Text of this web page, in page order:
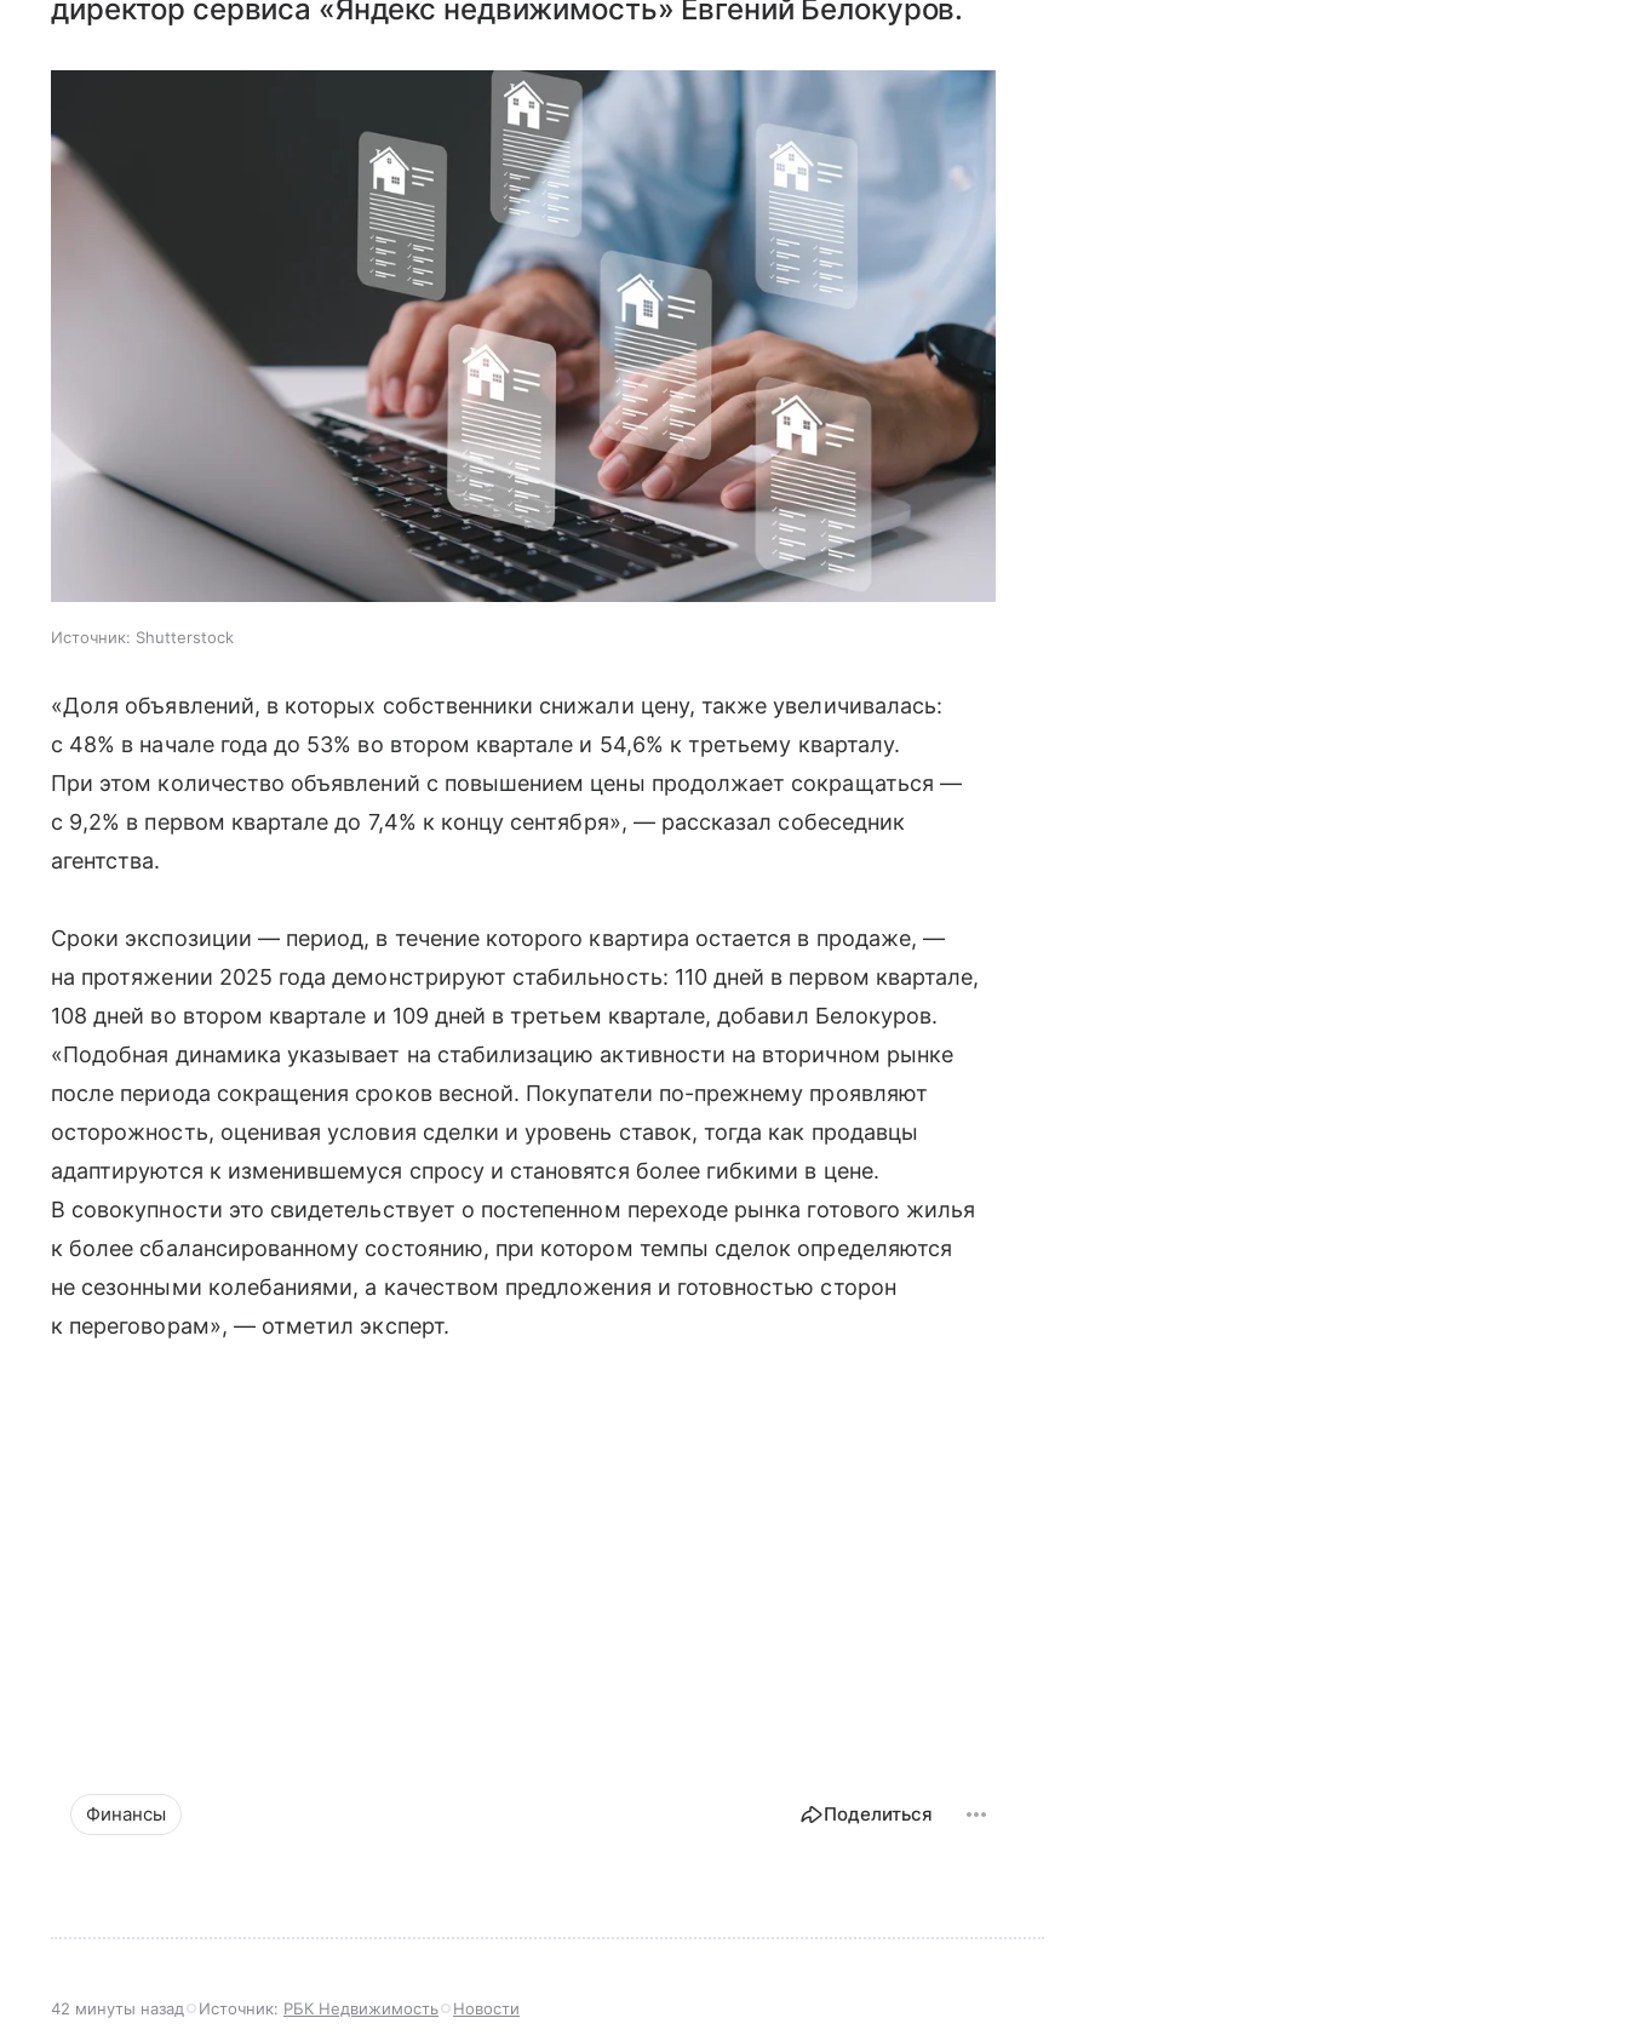
директор сервиса «Яндекс недвижимость» Евгений Белокуров.
Источник: Shutterstock
«Доля объявлений, в которых собственники снижали цену, также увеличивалась:
с 48% в начале года до 53% во втором квартале и 54,6% к третьему кварталу.
При этом количество объявлений с повышением цены продолжает сокращаться —
с 9,2% в первом квартале до 7,4% к концу сентября», — рассказал собеседник
агентства.
Сроки экспозиции — период, в течение которого квартира остается в продаже, —
на протяжении 2025 года демонстрируют стабильность: 110 дней в первом квартале,
108 дней во втором квартале и 109 дней в третьем квартале, добавил Белокуров.
«Подобная динамика указывает на стабилизацию активности на вторичном рынке
после периода сокращения сроков весной. Покупатели по-прежнему проявляют
осторожность, оценивая условия сделки и уровень ставок, тогда как продавцы
адаптируются к изменившемуся спросу и становятся более гибкими в цене.
В совокупности это свидетельствует о постепенном переходе рынка готового жилья
к более сбалансированному состоянию, при котором темпы сделок определяются
не сезонными колебаниями, а качеством предложения и готовностью сторон
к переговорам», — отметил эксперт.
Финансы Поделиться
42 минуты назад Источник: РБК Недвижимость Новости